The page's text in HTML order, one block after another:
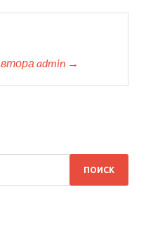
admin →